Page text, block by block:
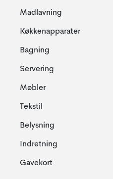
Madlavning
Køkkenapparater
Bagning
Servering
Møbler
Tekstil
Belysning
Indretning
Gavekort